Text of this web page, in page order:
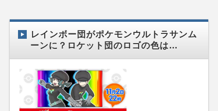
レインボー団がポケモンウルトラサンム
ーンに？ロケット団のロゴの色は…